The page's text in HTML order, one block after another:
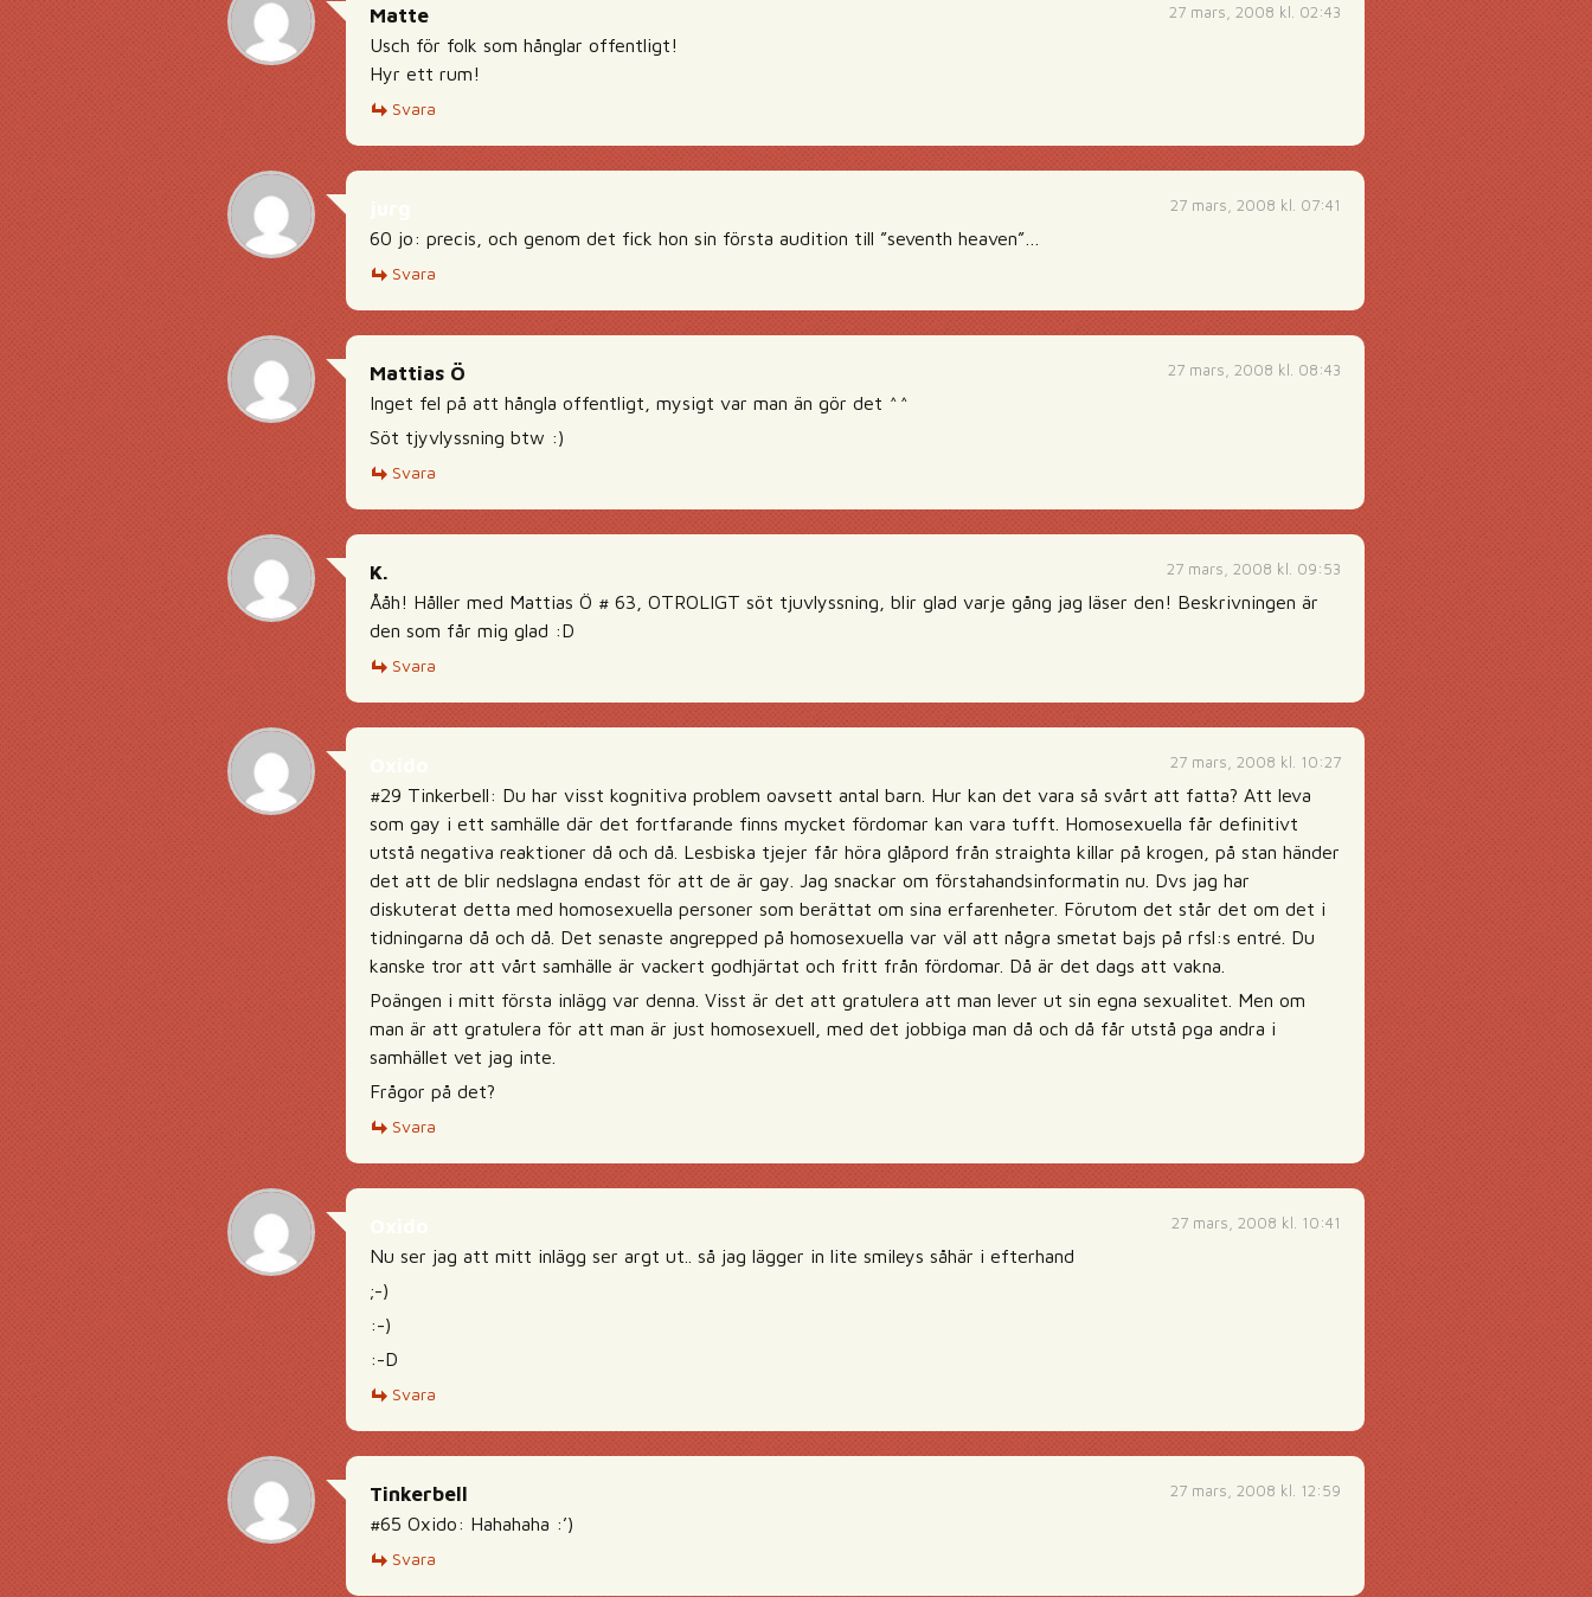
27 mars, 2008 kl. 02:43
Matte
Usch för folk som hånglar offentligt!
Hyr ett rum!
Svara
27 mars, 2008 kl. 07:41
60 jo: precis, och genom det fick hon sin första audition till ”seventh heaven”…
Svara
27 mars, 2008 kl. 08:43
Mattias Ö
Inget fel på att hångla offentligt, mysigt var man än gör det ^^
Söt tjyvlyssning btw :)
Svara
27 mars, 2008 kl. 09:53
K.
Ååh! Håller med Mattias Ö # 63, OTROLIGT söt tjuvlyssning, blir glad varje gång jag läser den! Beskrivningen är
den som får mig glad :D
Svara
27 mars, 2008 kl. 10:27
#29 Tinkerbell: Du har visst kognitiva problem oavsett antal barn. Hur kan det vara så svårt att fatta? Att leva
som gay i ett samhälle där det fortfarande finns mycket fördomar kan vara tufft. Homosexuella får definitivt
utstå negativa reaktioner då och då. Lesbiska tjejer får höra glåpord från straighta killar på krogen, på stan händer
det att de blir nedslagna endast för att de är gay. Jag snackar om förstahandsinformatin nu. Dvs jag har
diskuterat detta med homosexuella personer som berättat om sina erfarenheter. Förutom det står det om det i
tidningarna då och då. Det senaste angrepped på homosexuella var väl att några smetat bajs på rfsl:s entré. Du
kanske tror att vårt samhälle är vackert godhjärtat och fritt från fördomar. Då är det dags att vakna.
Poängen i mitt första inlägg var denna. Visst är det att gratulera att man lever ut sin egna sexualitet. Men om
man är att gratulera för att man är just homosexuell, med det jobbiga man då och då får utstå pga andra i
samhället vet jag inte.
Frågor på det?
Svara
27 mars, 2008 kl. 10:41
Nu ser jag att mitt inlägg ser argt ut.. så jag lägger in lite smileys såhär i efterhand
;-)
:-)
:-D
Svara
27 mars, 2008 kl. 12:59
Tinkerbell
#65 Oxido: Hahahaha :’)
Svara